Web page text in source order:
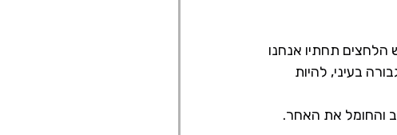
תחתיו אנחנו
בעיני, להיות
והחומל את האחר.